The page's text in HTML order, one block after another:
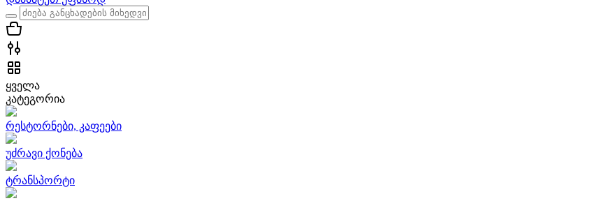
ყველა
კატეგორია
რესტორნები, კაფეები
უძრავი ქონება
ტრანსპორტი